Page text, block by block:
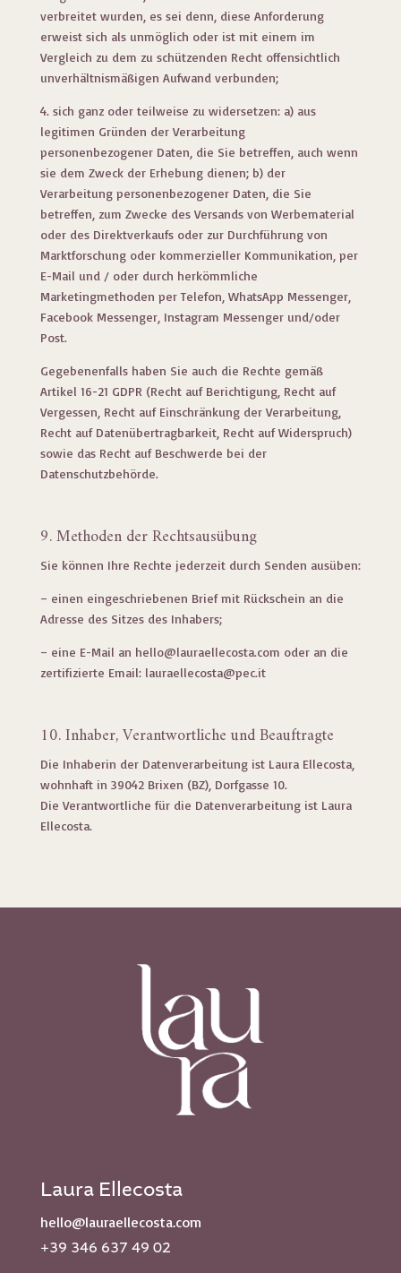
verbreitet wurden, es sei denn, diese Anforderung
erweist sich als unmöglich oder ist mit einem im
Vergleich zu dem zu schützenden Recht offensichtlich
unverhältnismäßigen Aufwand verbunden;
4. sich ganz oder teilweise zu widersetzen: a) aus
legitimen Gründen der Verarbeitung
personenbezogener Daten, die Sie betreffen, auch wenn
sie dem Zweck der Erhebung dienen; b) der
Verarbeitung personenbezogener Daten, die Sie
betreffen, zum Zwecke des Versands von Werbematerial
oder des Direktverkaufs oder zur Durchführung von
Marktforschung oder kommerzieller Kommunikation, per
E-Mail und / oder durch herkömmliche
Marketingmethoden per Telefon, WhatsApp Messenger,
Facebook Messenger, Instagram Messenger und/oder
Post.
Gegebenenfalls haben Sie auch die Rechte gemäß
Artikel 16-21 GDPR (Recht auf Berichtigung, Recht auf
Vergessen, Recht auf Einschränkung der Verarbeitung,
Recht auf Datenübertragbarkeit, Recht auf Widerspruch)
sowie das Recht auf Beschwerde bei der
Datenschutzbehörde.
9. Methoden der Rechtsausübung
Sie können Ihre Rechte jederzeit durch Senden ausüben:
– einen eingeschriebenen Brief mit Rückschein an die
Adresse des Sitzes des Inhabers;
– eine E-Mail an hello@lauraellecosta.com oder an die
zertifizierte Email: lauraellecosta@pec.it
10. Inhaber, Verantwortliche und Beauftragte
Die Inhaberin der Datenverarbeitung ist Laura Ellecosta,
wohnhaft in 39042 Brixen (BZ), Dorfgasse 10.
Die Verantwortliche für die Datenverarbeitung ist Laura
Ellecosta.
Laura Ellecosta
hello@lauraellecosta.com
+39 346 637 49 02